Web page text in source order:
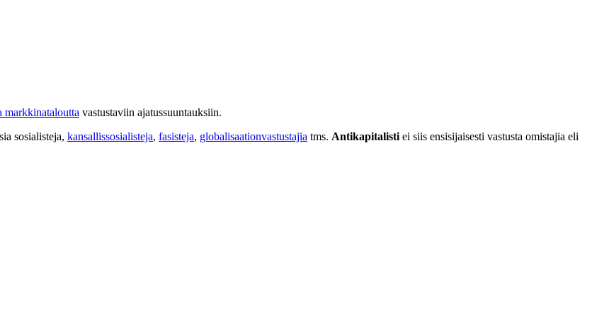
markkinataloutta vastustaviin ajatussuuntauksiin.
sosialisteja, kansallissosialisteja, fasisteja, globalisaationvastustajia tms. Antikapitalisti ei siis ensisijaisesti vastusta omistajia eli